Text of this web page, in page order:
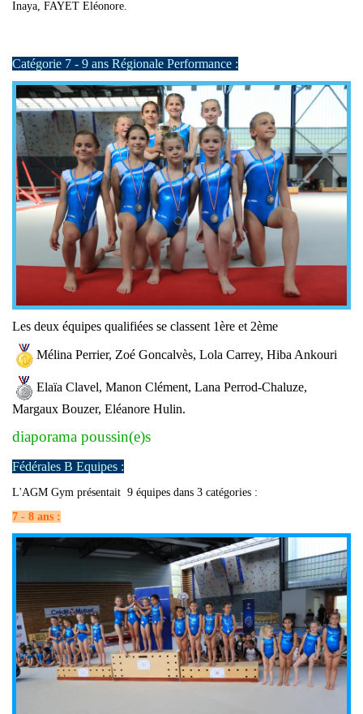
Inaya, FAYET Eléonore.
Catégorie 7 - 9 ans Régionale Performance :
Les deux équipes qualifiées se classent 1ère et 2ème
Mélina Perrier, Zoé Goncalvès, Lola Carrey, Hiba Ankouri
Elaïa Clavel, Manon Clément, Lana Perrod-Chaluze,
Margaux Bouzer, Eléanore Hulin.
diaporama poussin(e)s
Fédérales B Equipes :
L'AGM Gym présentait 9 équipes dans 3 catégories :
7 - 8 ans :